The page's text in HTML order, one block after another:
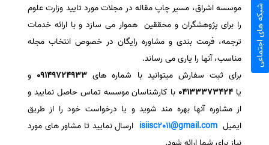
موسسه اشراق، مسیر چاپ مقاله در مجلات مورد تایید وزارت علوم
را برای پژوهشگران و محققین هموار می سازد و با ارائه خدمات
ترجمه، فرمت بندی و مشاوره رایگان در خصوص انتخاب مجله
مناسب، آنها را یاری می رساند.
برای ثبت سفارش میتوانید با شماره های 09149724933 و
یا 04133373424 با کارشناسان موسسه تماس حاصل نمایید و
از مشاوره آنها بهره مند شوید و یا درخواست خود را از طریق
ایمیلisiisc2011@gmail.com ارسال نمایید تا مشاور های مورد
شبکه های اجتماعی